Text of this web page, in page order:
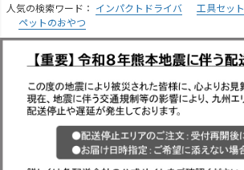
人気の検索ワード： インパクトドライバ 工具セット
ペットのおやつ